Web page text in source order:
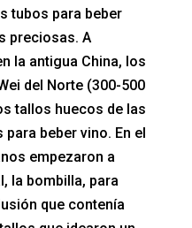
tubos para beber
preciosas. A
la antigua China, los
del Norte (300-500
tallos huecos de las
beber vino. En el
empezaron a
la bombilla, para
que contenía